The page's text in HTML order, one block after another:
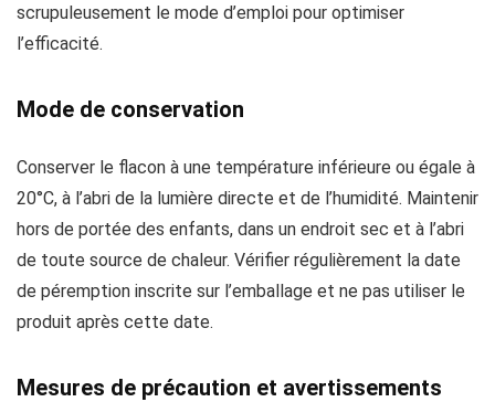
scrupuleusement le mode d’emploi pour optimiser
l’efficacité.
Mode de conservation
Conserver le flacon à une température inférieure ou égale à
20°C, à l’abri de la lumière directe et de l’humidité. Maintenir
hors de portée des enfants, dans un endroit sec et à l’abri
de toute source de chaleur. Vérifier régulièrement la date
de péremption inscrite sur l’emballage et ne pas utiliser le
produit après cette date.
Mesures de précaution et avertissements